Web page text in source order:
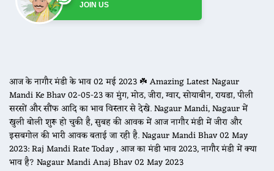
JOIN US
आज के नागौर मंडी के भाव 02 मई 2023 ☘️ Amazing Latest Nagaur
Mandi Ke Bhav 02-05-23 का मुंग, मोठ, जीरा, ग्वार, सोयाबीन, रायडा, पीली
सरसों और सौंफ आदि का भाव विस्तार से देखे. Nagaur Mandi, Nagaur में
खुली बोली शुरू हो चुकी है, सुबह की आवक में आज नागौर मंडी में जीरा और
इसबगोल की भारी आवक बताई जा रही है. Nagaur Mandi Bhav 02 May
2023: Raj Mandi Rate Today , आज का मंडी भाव 2023, नागौर मंडी में क्या
भाव है? Nagaur Mandi Anaj Bhav 02 May 2023